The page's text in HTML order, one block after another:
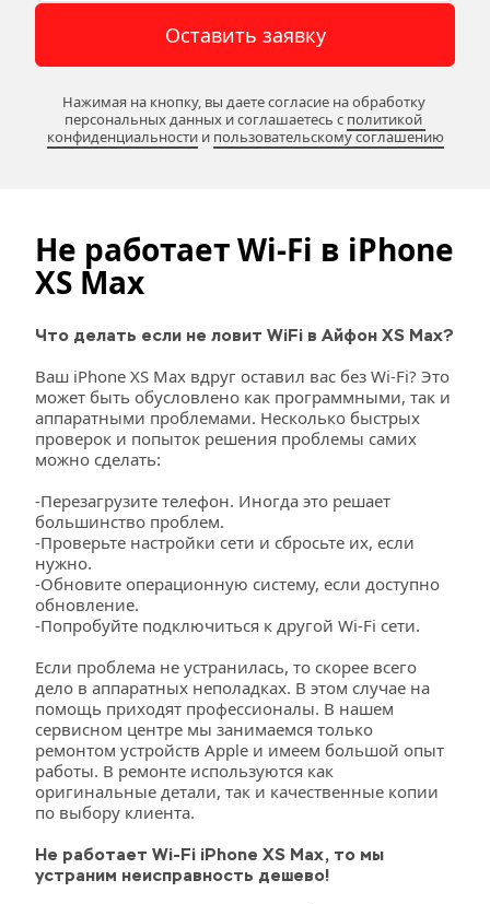
Оставить заявку
Нажимая на кнопку, вы даете согласие на обработку
персональных данных и соглашаетесь c политикой
конфиденциальности и пользовательскому соглашению
Не работает Wi-Fi в iPhone
XS Max
Что делать если не ловит WiFi в Айфон XS Max?
Ваш iPhone XS Max вдруг оставил вас без Wi-Fi? Это
может быть обусловлено как программными, так и
аппаратными проблемами. Несколько быстрых
проверок и попыток решения проблемы самих
можно сделать:
-Перезагрузите телефон. Иногда это решает
большинство проблем.
-Проверьте настройки сети и сбросьте их, если
нужно.
-Обновите операционную систему, если доступно
обновление.
-Попробуйте подключиться к другой Wi-Fi сети.
Если проблема не устранилась, то скорее всего
дело в аппаратных неполадках. В этом случае на
помощь приходят профессионалы. В нашем
сервисном центре мы занимаемся только
ремонтом устройств Apple и имеем большой опыт
работы. В ремонте используются как
оригинальные детали, так и качественные копии
по выбору клиента.
Не работает Wi-Fi iPhone XS Max, то мы
устраним неисправность дешево!